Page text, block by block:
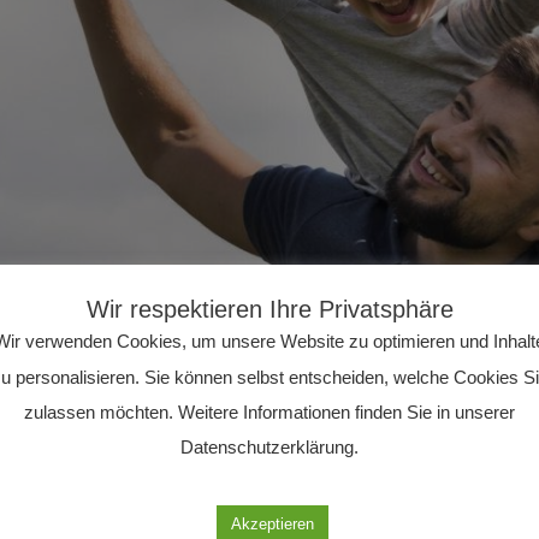
Wir respektieren Ihre Privatsphäre
verwenden Cookies, um unsere Website zu optimieren und
personalisieren. Sie können selbst entscheiden, welche Cookies
zulassen möchten. Weitere Informationen finden Sie in unserer
Datenschutzerklärung.
Akzeptieren